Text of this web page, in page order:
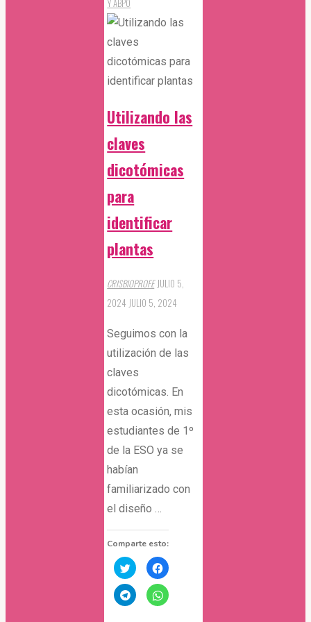
Propiedades
los
Minerales
1º
Y ABP0
Utilizando las
claves
dicotómicas
para
identificar
plantas
CRISBIOPROFE JULIO 5,
2024 JULIO 5, 2024
Seguimos con la
utilización de las
claves
dicotómicas. En
esta ocasión, mis
estudiantes de 1º
de la ESO ya se
habían
familiarizado con
el diseño …
Comparte esto:
Haz
clic
compartir
en
Twitter
Haz
clic
compartir
en
Facebook
Haz
clic
Haz
clic